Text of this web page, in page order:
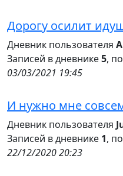
Дорогу осилит
Дневник пользователя
Записей в дневнике5,
03/03/2021 19:45
И нужно мне
Дневник пользователя
Записей в дневнике 1,
22/12/2020 20:23